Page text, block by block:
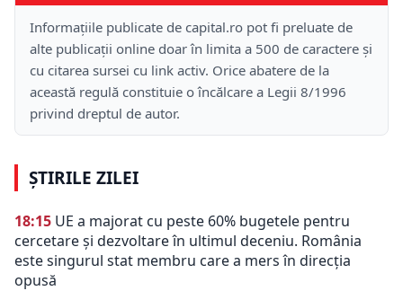
Informațiile publicate de capital.ro pot fi preluate de
alte publicații online doar în limita a 500 de caractere și
cu citarea sursei cu link activ. Orice abatere de la
această regulă constituie o încălcare a Legii 8/1996
privind dreptul de autor.
ȘTIRILE ZILEI
18:15 UE a majorat cu peste 60% bugetele pentru
cercetare și dezvoltare în ultimul deceniu. România
este singurul stat membru care a mers în direcția
opusă